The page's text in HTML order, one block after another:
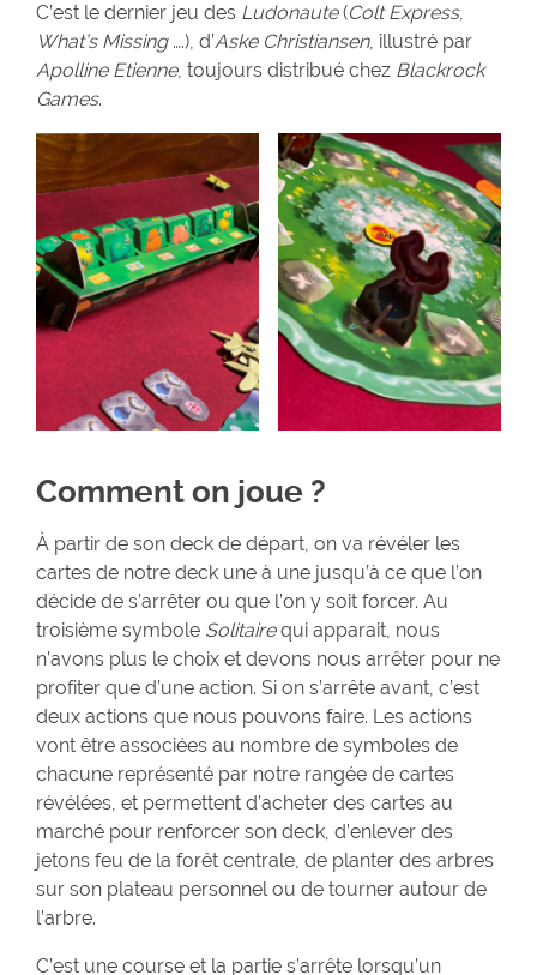
C’est le dernier jeu des Ludonaute(Colt Express,
What’s Missing….), d’Aske Christiansen, illustré par
Apolline Etienne, toujours distribué chez Blackrock
Games.
Comment on joue ?
À partir de son deck de départ, on va révéler les
cartes de notre deck une à une jusqu’à ce que l’on
décide de s’arrêter ou que l’on y soit forcer. Au
troisième symbole Solitairequi apparait, nous
n’avons plus le choix et devons nous arrêter pour ne
profiter que d’une action. Si on s’arrête avant, c’est
deux actions que nous pouvons faire. Les actions
vont être associées au nombre de symboles de
chacune représenté par notre rangée de cartes
révélées, et permettent d’acheter des cartes au
marché pour renforcer son deck, d’enlever des
jetons feu de la forêt centrale, de planter des arbres
sur son plateau personnel ou de tourner autour de
l’arbre.
C’est une course et la partie s’arrête lorsqu’un